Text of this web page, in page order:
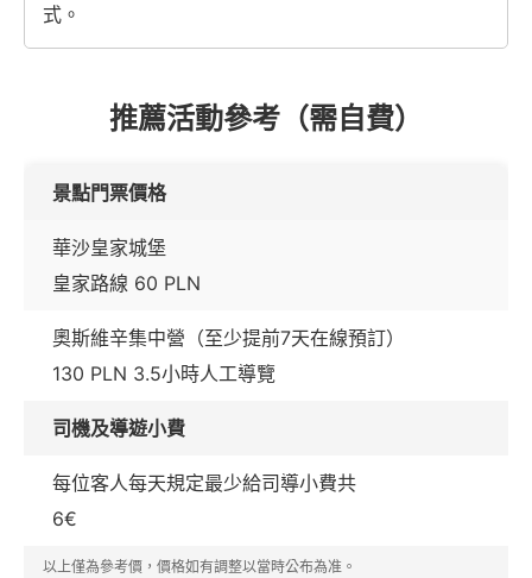
式。
推薦活動參考（需自費）
景點門票價格
華沙皇家城堡
皇家路線 60 PLN
奧斯維辛集中營（至少提前7天在線預訂）
130 PLN 3.5小時人工導覽
司機及導遊小費
每位客人每天規定最少給司導小費共
6€
以上僅為參考價，價格如有調整以當時公布為准。